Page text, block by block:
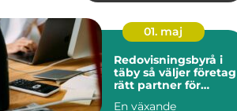
01. maj
Redovisningsbyrå i
täby så väljer företag
rätt partner för
En växande